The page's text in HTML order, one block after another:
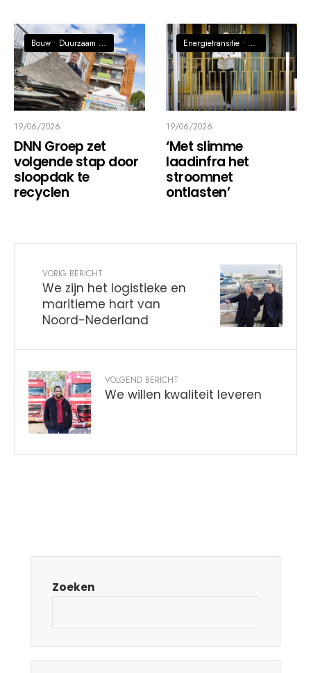
Bouw • Duurzaam / Circulaire economie
19/06/2026
DNN Groep zet
volgende stap door
sloopdak te
recyclen
Energietransitie • Transport,
19/06/2026
‘Met slimme
laadinfra het
stroomnet
ontlasten’
VORIG BERICHT
We zijn het logistieke en
maritieme hart van
Noord-Nederland
VOLGEND BERICHT
We willen kwaliteit leveren
Zoeken